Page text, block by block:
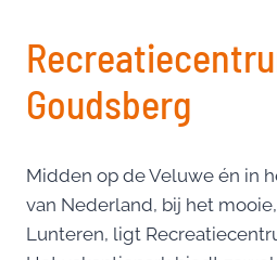
Goudsberg
Midden op de Veluwe én in
van Nederland, bij het
Lunteren, ligt